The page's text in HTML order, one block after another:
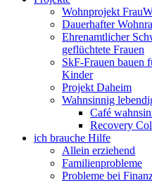
Wohnprojekt
Dauerhafter
Ehrenamtlicher
geflüchtete Frauen
SkF-Frauen bauen
Kinder
Projekt Daheim
Wahnsinnig
Café
Recovery
ich brauche Hilfe
Allein erziehend
Familienprobleme
Probleme bei